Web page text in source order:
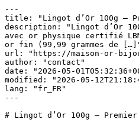
---
title: "Lingot d’Or 100g — Premier Format Lingot 2026"
description: "Lingot d’Or 100g — Premier Format Lingot 2026 Le lingot d’or 100 grammes est le premier format « vrai lingot » pour les investisseurs cherchant débuter avec or physique certifié LBMA. Coûtant environ 7 000 euros en 2026, le lingot 100g offre excellent équilibre entre accessibilité budgétaire et quantité authentique or fin (99,99 grammes de […]"
url: "https://maison-or-bijoux-cannes.com/lingot-or-100g/"
author: "contact"
date: "2026-05-01T05:32:36+00:00"
modified: "2026-05-12T21:18:41+00:00"
lang: "fr_FR"
---

# Lingot d’Or 100g — Premier Format Lingot 2026

## Lingot d'Or 100g — Premier Format Lingot 2026

Le lingot d'or 100 grammes est le premier format « vrai lingot » pour les investisseurs cherchant débuter avec or physique certifié LBMA. Coûtant environ 7 000 euros en 2026, le lingot 100g offre excellent équilibre entre accessibilité budgétaire et quantité authentique or fin (99,99 grammes de pureté 999,9‰). À Cannes et sur la Côte d'Azur, lingot 100g séduit investisseurs cherchant débuter progressivement sans engagement massif initial, tout en acquérant vrai bien physique certifié mondialement. Chez Maison Or & Bijoux, nous proposons lingots 100g certifiés LBMA provenant raffineries prestigieuses, avec garantie de rachat au cours du jour et documentation LBMA officielle complète.

Lingot 100g représente environ 7 000 euros de richesse or concentrée, tangible et universellement acceptée. C'est format idéal pour investisseurs cherchant débuter avec engagement budgétaire modéré, tout en familiarisant avec caractéristiques physiques or certifié. Acheter 1 lingot 100g par mois crée progressivement portefeuille durable d'or physique (12 lingots/an = 1,2 kg/an) sans surcharge budgétaire. Liquidité universelle LBMA garantit revente instantanée en cas besoin, prime minimale (~200€, soit ~2,5% du poids) demeure très compétitive.

![Lingot d'or 100g certifié LBMA, format premier lingot 2026](/wp-content/uploads/images/boutique/marchand-or-cannes.jpg)

### Lingot 100g LBMA — Accès Transparent à Or Physique Certifié

Lingot 100g LBMA certifié offre accès transparent à or physique véritable sans engagement budgétaire massif. Avec ~7 000 euros et quantité or (100g = pureté 999,9‰), lingot 100g offre vraie introduction pour investisseurs sérieux. Prime LBMA minimale (~200€) reflète coûts réels certification et distribution. À Cannes, nombreux investisseurs débutants choisissent lingot 100g comme première acquisition — vous familiarisez avec poids physique or, avec processus achat-documentation, avec certifications LBMA, puis décidez si continuer accumulation. Certificat LBMA officiel accompagne chaque lingot — garantie authenticité incontestable.

 

## Spécifications Techniques — Lingot 100g LBMA

Lingot d'or 100 grammes certifié LBMA offre spécifications suivantes : (1) Poids : 100 grammes ± 0,05g (vérification ultrasonique) ; (2) Pureté : 999,9‰ (or fin) ; (3) Numérotation : numéro série unique enregistré internationalement ; (4) Dimensions approximatives : 55mm × 28mm × 5mm (varie selon raffinerie) ; (5) Poids spécifique : densité or 19,3 — lingot 100g est extrêmement compact ; (6) Raffineries accrédits : Valcambi, Heraeus, Geiger, Argor-Heraeus. Chaque lingot provient directement raffinerie dans emballage scellé d'origine avec certificat LBMA officiel détaillant caractéristiques précises.

## Prix et Tarification 2026 — Lingot 100g

#### Tarification Lingot 100g LBMA — 2026

 | Composante | Valeur 2026 |
|---|---|
| Cours spot or LBMA par gramme | -- €/g |
| Or fin contenu (100g × 999,9‰) | 99,99 grammes |
| Valeur Or Pur (cours × 99,99g) | ~6 999 € (estimation) |
| **Prime LBMA certification** | **~200 €** |
| **PRIX TOTAL LINGOT 100G** | **~7 199 €** |

## Authentification LBMA et Traçabilité

Chaque lingot 100g accompagné traçabilité complète : certificat LBMA officiel numérotant série unique, poids exact, pureté certifiée, raffinerie d'émission. Tests à réception : poids précision, pureté ultrasonique, photographies, assurance transport incluse. Traçabilité multiple offre protection absolue — aucune ambiguïté sur authenticité produit. Certificat LBMA reconnu mondialement par toutes institutions bancaires et revendeurs or.

## Liquidité et Rachat Garanti

Tous nos clients bénéficient garantie rachat au cours du jour LBMA, sans délai minimum, pour tout lingot 100g acheté chez Maison Or & Bijoux. Prix rachat transparents, alignés marché international, sans commissions. Lingot 100g acheté 7 000€ peut être revendu 7 100€ mois suivant si cours or monte. C'est vraie liquidité : contrairement immobilier ou placements financiers, lingot 100g LBMA est hautement liquide et convertible euros en heures.

## Stockage Lingot 100g — Très Économique

Lingot 100g stockage options : (1) Coffre bancaire (petit coffre 20×20cm peut contenir 20+ lingots 100g) : 100–200€/an ; (2) Assurance spécialisée + coffre domestique : 0,5–1% annuel (~35–70€/an pour 7 000€) ; (3) Dépositaire tiers : 0,5–1% annuel ; (4) Stockage Maison Or & Bijoux : sur demande. Coffre bancaire recommandé — coût extrêmement bas (~1,5%/an), assurance incluse.

## Plan d'Accumulation Progressive — Lingot 100g

Lingot 100g parfait pour plan accumulation très progressive. Exemple populaires : (1) Plan mensuel : 1 lingot 100g/mois = 12 lingots/an = 1,2 kg/an = 6 kg en 5 ans ; (2) Plan trimestriel : 1 lingot 100g/trimestre = 4/an = 400g/an = 2 kg en 5 ans ; (3) Plan semi-annuel : 1 lingot 100g/semestre = 2/an = 200g/an = 1 kg en 5 ans. Chaque stratégie lisse risque timing marché — coûts moyens optimals peu importe fluctuations prix. C'est investissement prudent et accessible pour tous.

## FAQ — Lingot 100g LBMA

### Quel est le meilleur premier lingot — 100g ou 50g ?

 ▼ 

Lingot 100g offre meilleur rapport or fin / prime (~2,5%) comparé lingotin 50g (~3–4%). Avec 7 000€, vous acquérez quantité or vraiment substantielle (100g pureté 999,9‰) et investissement devient psychologiquement plus satisfaisant. Lingotin 50g (~3 500€) est plus accessible si budget très limité, mais lingot 100g offre meilleure valeur long terme. Recommandons lingot 100g comme premier achat pour investisseurs sérieux.

 

 

 

### Puis-je acheter 1 lingot 100g tous les mois ?

 ▼ 

Excellente stratégie ! 1 lingot 100g/mois = 7 000€/mois (~1,2 kg/an or physique certifié) lisse coût d'achat moyen et profite fluctuations prix. Après 5 ans, portefeuille 6 kg or = ~42 000€ richesse tangible sans engagement initial massif. C'est stratégie très prudente idéale pour investisseurs cherchant accessibilité et flexibilité budgétaire.

 

 

### Quel coût annuel stocker lingot 100g ?

 ▼ 

Coffre bancaire : 100–200€/an (petit coffre 20×20cm peut contenir 20+ lingots 100g). Assurance spécialisée : 0,5–1% annuel (~35–70€/an pour 7 000€). Très économique — coût annuel stockage <2% pour lingot 100g. Recommandons coffre bancaire — sûr, économique, assurance incluse.

 

 

### Puis-je revendre lingot 100g facilement ?

 ▼ 

Oui. Vous pouvez revendre lingot 100g à Maison Or & Bijoux (rachat garanti cours du jour LBMA) ou tout autre revendeur or mondialement. Certification LBMA acceptée universellement. Aucun délai minimum. Apportez lingot avec certificat, rachetons en quelques heures. Revente instantanée sans complications — c'est avantage fondamental or certifié.

 

 

 

#### Plans d'Accumulation Optimisés Avec Lingot 100g

Lingot 100g est format optimal pour plans accumulation disciplinés. Exemple stratégies populaires : (1) Plan mensuel : acheter 1 lingot 100g chaque mois = 12 lingots/an = 1,2 kg or fin/an. Après 5 ans : portefeuille 6 kg or physique certifié = ~42 000€ richesse tangible, coût moyen lissé ; (2) Plan trimestriel : acheter 1 lingot 100g tous 3 mois = 4 lingots/an = 400g/an = 2 kg en 5 ans ; (3) Plan semi-annuel : acheter 1 lingot 100g tous 6 mois = 2 lingots/an = 200g/an = 1 kg en 5 ans.

Avantage principal accumulation progressive : vous lissez automatiquement votre coût d'achat moyen. Si cours or fluctue entre 60–80 euros/gramme au cours de l'année, acheter régulièrement signifie vous achetez plus grammes quand prix bas, moins quand prix haut — coût moyen optimal sans timing risk. C'est stratégie très prudente recommandée tous investisseurs sérieux.

#### Diversification Lingot 100g Avec Autres Formats

Lingot 100g peut être combiné autres formats pour allocation optimal. Exemple : investisseur avec budget 50 000€ pourrait faire : 3 lingots 100g (21 000€) + 1 lingot 250g (17 800€) + 11 000€ pièces historiques. Allocation diversifiée offrant : (1) liquidité maximale lingots (revente instantanée partielle possible) ; (2) prime minimale lingot 250g intermédiaire ; (3) avantages fiscaux pièces historiques long terme.

Alternative pour même budget : 5 lingots 100g (35 000€) + 15 000€ pièces historiques. Approche plus simple, plus liquide, moins compliquée administrativement. Ambos strategies valides — dépend préférence personnelle pour complexité vs liquidité.

#### Coûts Totaux D'Investissement — Lingot 100g Année 1

Investisseur achetant 1 lingot 100g par mois pendant 1 an engage : Coûts lingots (12 × 7 200€) : 86 400€ ; Coûts stockage coffre bancaire : 100–150€ première année ; Assurance spécialisée (optionnelle) : 0–350€/an. Coût total année 1 : 86 400–86 850€. Après 1 an, portefeuille 1,2 kg or physique = ~86 000€ richesse tangible, moins 200–350€ frais = ~85 650–86 200€ richesse nette après frais première année. Très accessible pour budget ~7 200€/mois.

#### Transition Lingot 100g Vers Formats Plus Grands

Beaucoup investisseurs commencent avec lingot 100g, puis après accumulation progressive (~4–5 lingots), décident faire switch à lingots plus grands (250g ou 500g) pour prime meilleure. Par exemple : après accumulation 5 lingots 100g (500g total), vous pourriez vendre ces 5 lingots et acheter 2 lingots 250g. Prime diminue légèrement en pourcentage (~2% vs ~2,5%), offrant meilleure valeur long terme. C'est stratégie vali